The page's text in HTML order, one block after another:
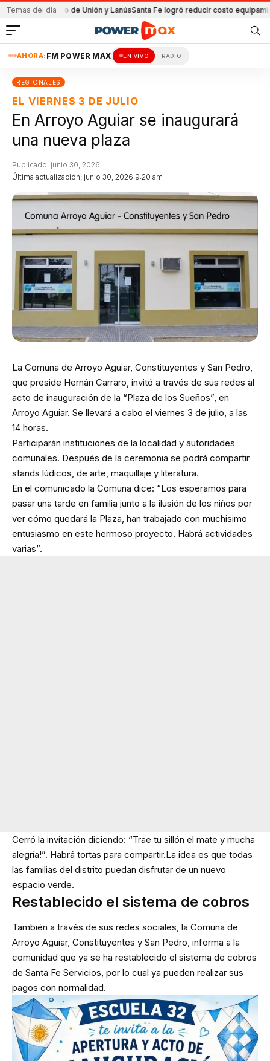
Temas del día
de Unión y LanúsSanta Fe logró reducir costo equipamiento
AHORA: FM POWER MAX EN VIVO RADIO
REGIONALES
EL VIERNES 3 DE JULIO
En Arroyo Aguiar se inaugurará
una nueva plaza
Última actualización: junio 30, 2026 9:20 am
Publicado: junio 30, 2026
La Comuna de Arroyo Aguiar, Constituyentes y San Pedro,
que preside Hernán Carraro, invitó a través de sus redes al
acto de inauguración de la “Plaza de los Sueños”, en
Arroyo Aguiar. Se llevará a cabo el viernes 3 de julio, a las
14 horas.
Participarán instituciones de la localidad y autoridades
comunales. Después de la ceremonia se podrá compartir
stands lúdicos, de arte, maquillaje y literatura.
En el comunicado la Comuna dice: “Los esperamos para
pasar una tarde en familia junto a la ilusión de los niños por
ver cómo quedará la Plaza, han trabajado con muchisimo
entusiasmo en este hermoso proyecto. Habrá actividades
varias”.
Cerró la invitación diciendo: “Trae tu sillón el mate y mucha
alegría!”. Habrá tortas para compartir.La idea es que todas
las familias del distrito puedan disfrutar de un nuevo
espacio verde.
Restablecido el sistema de cobros
También a través de sus redes sociales, la Comuna de
Arroyo Aguiar, Constituyentes y San Pedro, informa a la
comunidad que ya se ha restablecido el sistema de cobros
de Santa Fe Servicios, por lo cual ya pueden realizar sus
pagos con normalidad.